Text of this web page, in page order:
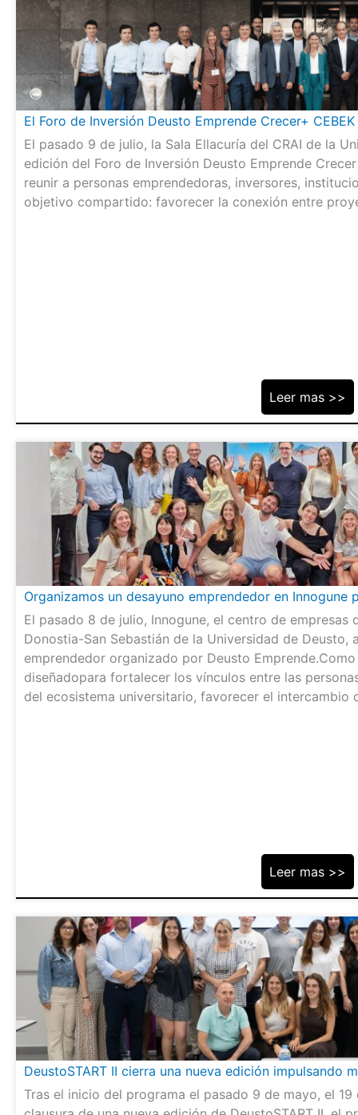
El Foro de Inversión Deusto Emprende Crecer+
El pasado 9 de julio, la Sala Ellacuría del CRAI de la
edición del Foro de Inversión Deusto Emprende
reunir a personas emprendedoras, inversores,
objetivo compartido: favorecer la conexión entre
Leer mas >>
Organizamos un desayuno emprendedor en Innogune
El pasado 8 de julio, Innogune, el centro de empresas
Donostia-San Sebastián de la Universidad de Deusto,
emprendedor organizado por Deusto
diseñadopara fortalecer los vínculos entre las
del ecosistema universitario, favorecer el intercambio
Leer mas >>
DeustoSTART II cierra una nueva edición impulsando
Tras el inicio del programa el pasado 9 de mayo, el